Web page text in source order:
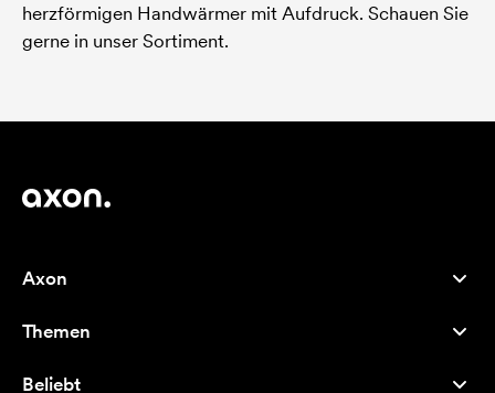
herzförmigen Handwärmer mit Aufdruck. Schauen Sie
gerne in unser Sortiment.
Axon
Über uns
Careers
Themen
Beliebt